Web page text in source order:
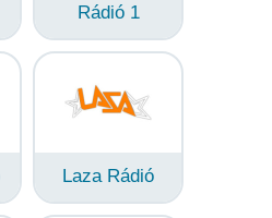
Rádió 1
Laza Rádió